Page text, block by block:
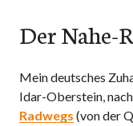
Der Nahe-
Mein deutsches
Idar-Oberstein,
Radwegs (von der